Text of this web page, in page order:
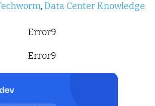
,Data Center Knowledge
Error9
Error9